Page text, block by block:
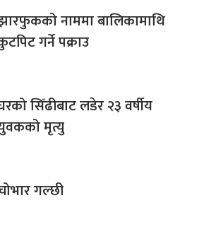
नाममा बालिकामाथि
गर्ने पक्राउ
सिँढीबाट लडेर २३ वर्षीय
मृत्यु
गल्छी